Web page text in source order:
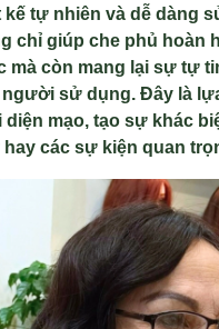
kế tự nhiên và dễ dàng
chỉ giúp che phủ hoàn
mà còn mang lại sự tự
người sử dụng. Đây là
diện mạo, tạo sự khác
hay các sự kiện quan